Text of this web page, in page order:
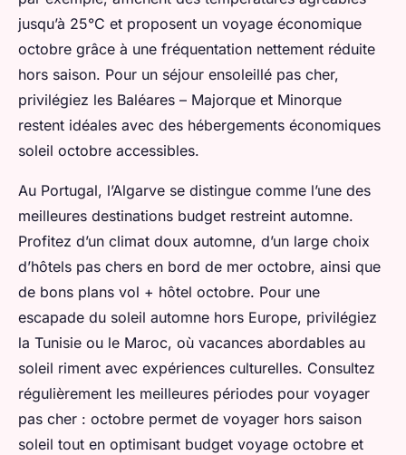
jusqu’à 25°C et proposent un voyage économique
octobre grâce à une fréquentation nettement réduite
hors saison. Pour un séjour ensoleillé pas cher,
privilégiez les Baléares – Majorque et Minorque
restent idéales avec des hébergements économiques
soleil octobre accessibles.
Au Portugal, l’Algarve se distingue comme l’une des
meilleures destinations budget restreint automne.
Profitez d’un climat doux automne, d’un large choix
d’hôtels pas chers en bord de mer octobre, ainsi que
de bons plans vol + hôtel octobre. Pour une
escapade du soleil automne hors Europe, privilégiez
la Tunisie ou le Maroc, où vacances abordables au
soleil riment avec expériences culturelles. Consultez
régulièrement les meilleures périodes pour voyager
pas cher : octobre permet de voyager hors saison
soleil tout en optimisant budget voyage octobre et